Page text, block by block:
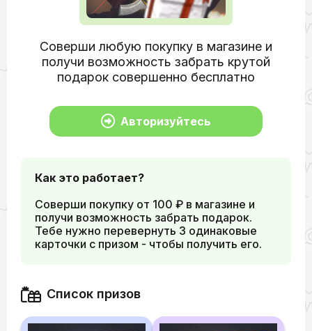
Соверши любую покупку в магазине и
получи возможность забрать крутой
подарок совершенно бесплатно
Авторизуйтесь
Как это работает?
Соверши покупку от 100 ₽ в магазине и
получи возможность забрать подарок.
Тебе нужно перевернуть 3 одинаковые
карточки с призом - чтобы получить его.
Список призов